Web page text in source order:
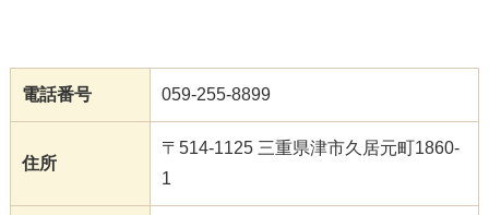
電話番号 059-255-8899
住所
〒514-1125 三重県津市久居元町1860-
1